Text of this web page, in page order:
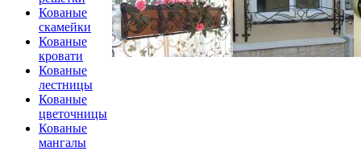
Кованые
скамейки
Кованые
кровати
Кованые
лестницы
Кованые
цветочницы
Кованые
мангалы